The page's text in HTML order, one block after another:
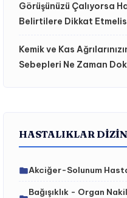
Görüşünüzü Çalıyorsa
Belirtilere Dikkat
Kemik ve Kas
Sebepleri Ne Zaman
HASTALIKLAR
Akciğer-Solunum
Bağışıklık - Organ